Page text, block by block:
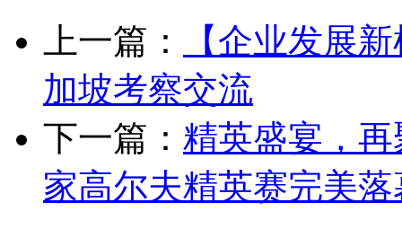
上一篇：
【企业发展
加坡考察交流
下一篇： 精英盛宴，
家高尔夫精英赛完美落